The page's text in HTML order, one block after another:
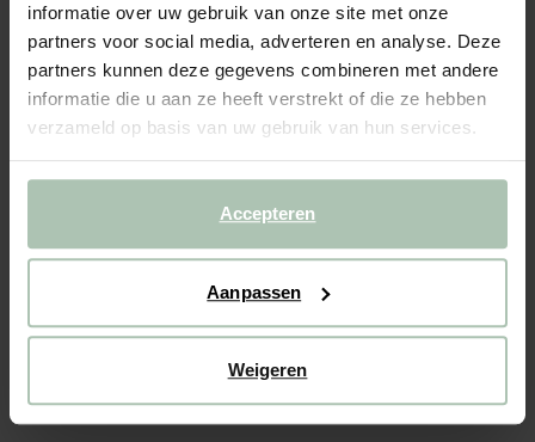
informatie over uw gebruik van onze site met onze
partners voor social media, adverteren en analyse. Deze
partners kunnen deze gegevens combineren met andere
informatie die u aan ze heeft verstrekt of die ze hebben
verzameld op basis van uw gebruik van hun services.
Accepteren
Aanpassen
Weigeren
+ opties
2 Stof: Soil Naturel 01 + kleuropties
Levertijd: 10–14 weken
VOEG TOE AAN WINKELMAND